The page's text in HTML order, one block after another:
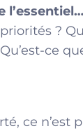
l’essentiel…
?
ce
ce n’est